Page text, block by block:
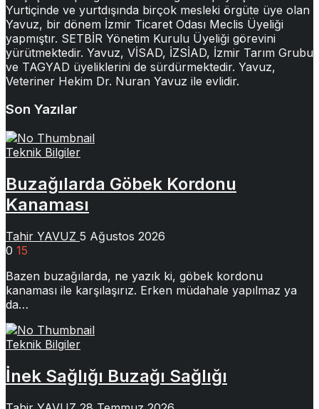
Yurtiçinde ve yurtdışında birçok mesleki örgüte üye olan
Yavuz, bir dönem İzmir Ticaret Odası Meclis Üyeliği
yapmıştır. SETBİR Yönetim Kurulu Üyeliği görevini
yürütmektedir. Yavuz, VİSAD, İZSİAD, İzmir Tarım Grubu
ve TAGYAD üyeliklerini de sürdürmektedir. Yavuz,
Veteriner Hekim Dr. Nuran Yavuz ile evlidir.
Son Yazılar
Teknik Bilgiler
Buzağılarda Göbek Kordonu
Kanaması
Tahir YAVUZ 5 Ağustos 2026
0 15
Bazen buzağılarda, ne yazık ki, göbek kordonu
kanaması ile karşılaşırız. Erken müdahale yapılmaz ya
da…
Teknik Bilgiler
İnek Sağlığı Buzağı Sağlığı